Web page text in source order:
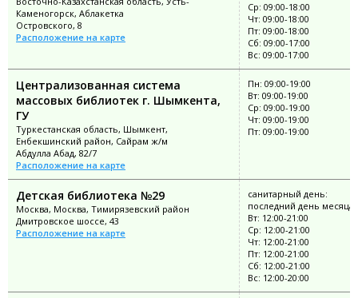
Каменогорск, Аблакетка
Островского, 8
Расположение на карте
Ср: 09:00-18:00
Чт: 09:00-18:00
Пт: 09:00-18:00
Сб: 09:00-17:00
Вс: 09:00-17:00
Централизованная система
массовых библиотек г. Шымкента,
ГУ
Туркестанская область, Шымкент,
Енбекшинский район, Сайрам ж/м
Абдулла Абад, 82/7
Расположение на карте
Пн: 09:00-19:00
Вт: 09:00-19:00
Ср: 09:00-19:00
Чт: 09:00-19:00
Пт: 09:00-19:00
Детская библиотека №29
Москва, Москва, Тимирязевский район
Дмитровское шоссе, 43
Расположение на карте
санитарный день:
последний день месяца
Вт: 12:00-21:00
Ср: 12:00-21:00
Чт: 12:00-21:00
Пт: 12:00-21:00
Сб: 12:00-21:00
Вс: 12:00-20:00